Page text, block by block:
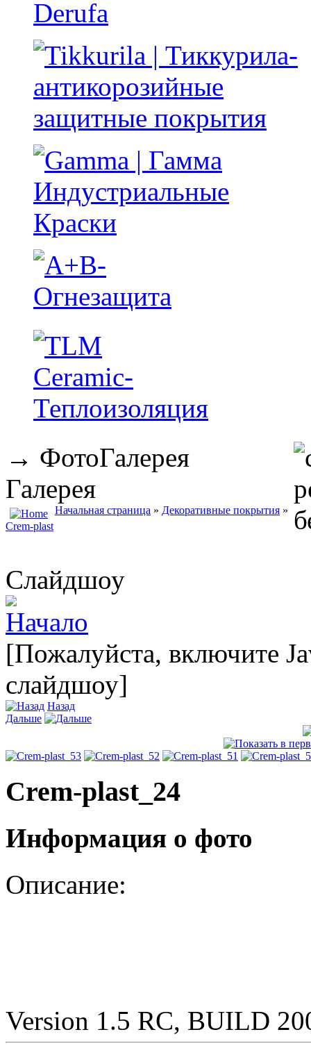
→ ФотоГалерея
Галерея
Начальная страница » Декоративные покрытия »
Сrem-plast
Слайдшоу
[Пожалуйста, включите
слайдшоу]
Назад
Дальше
Crem-plast_24
Информация о фото
Описание:
Version 1.5 RC, BUILD